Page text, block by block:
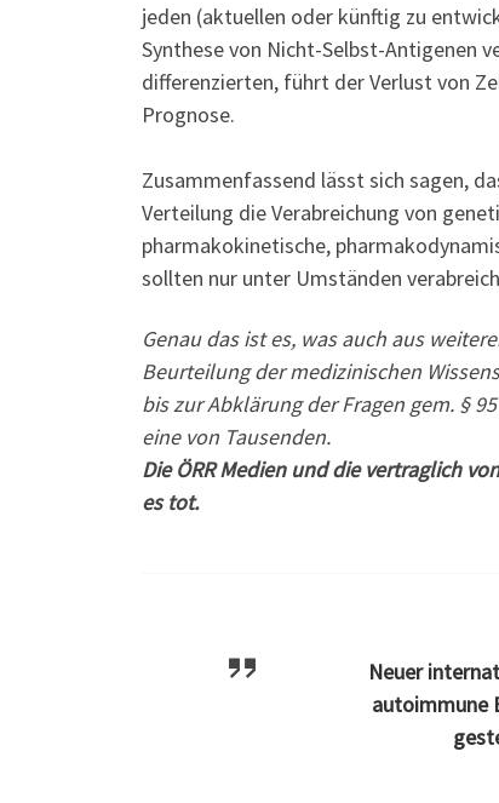
jeden (aktuellen oder künftig zu
Synthese von Nicht-Selbst-Antigenen
differenzierten, führt der Verlust von
Prognose.
Zusammenfassend lässt sich sagen,
Verteilung die Verabreichung von
pharmakokinetische,
sollten nur unter Umständen
Genau das ist es, was auch aus
Beurteilung der medizinischen
bis zur Abklärung der Fragen gem. §
eine von Tausenden.
Die ÖRR Medien und die vertraglich
es tot.
Neuer
autoimmune